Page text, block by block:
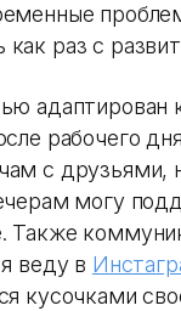
раз с
адаптирован
рабочего
с друзьями,
могу
Также
веду в
кусочками